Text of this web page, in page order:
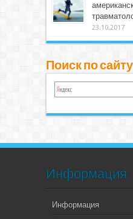
23.10.2017
Поиск по
Информация
Информация